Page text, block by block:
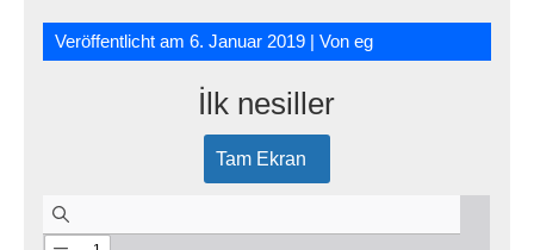
Veröffentlicht am6. Januar 2019 | Voneg
İlk nesiller
Tam Ekran